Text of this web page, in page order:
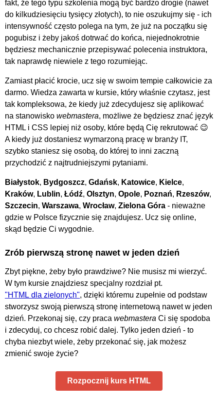
fakt, że tego typu szkolenia mogą być bardzo drogie (nawet
do kilkudziesięciu tysięcy złotych), to nie oszukujmy się - ich
intensywność często polega na tym, że już na początku się
pogubisz i żeby jakoś dotrwać do końca, niejednokrotnie
będziesz mechanicznie przepisywać polecenia instruktora,
tak naprawdę niewiele z tego rozumiejąc.
Zamiast płacić krocie, ucz się w swoim tempie całkowicie za
darmo. Wiedza zawarta w kursie, który właśnie czytasz, jest
tak kompleksowa, że kiedy już zdecydujesz się aplikować
na stanowisko webmastera, możliwe że będziesz znać język
HTML i CSS lepiej niż osoby, które będą Cię rekrutować 😉
A kiedy już dostaniesz wymarzoną pracę w branży IT,
szybko staniesz się osobą, do której to inni zaczną
przychodzić z najtrudniejszymi pytaniami.
Białystok, Bydgoszcz, Gdańsk, Katowice, Kielce,
Kraków, Lublin, Łódź, Olsztyn, Opole, Poznań, Rzeszów,
Szczecin, Warszawa, Wrocław, Zielona Góra - nieważne
gdzie w Polsce fizycznie się znajdujesz. Ucz się online,
skąd będzie Ci wygodnie.
Zrób pierwszą stronę nawet w jeden dzień
Zbyt piękne, żeby było prawdziwe? Nie musisz mi wierzyć.
W tym kursie znajdziesz specjalny rozdział pt.
"HTML dla zielonych", dzięki któremu zupełnie od podstaw
stworzysz swoją pierwszą stronę internetową nawet w jeden
dzień. Przekonaj się, czy praca webmastera Ci się spodoba
i zdecyduj, co chcesz robić dalej. Tylko jeden dzień - to
chyba niezbyt wiele, żeby przekonać się, jak możesz
zmienić swoje życie?
Rozpocznij kurs HTML